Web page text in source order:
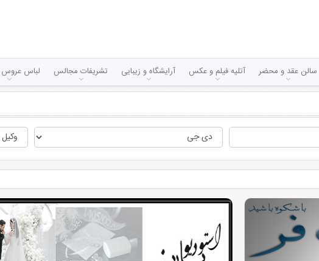
سالن عقد و محضر آتلیه فیلم و عکس آرایشگاه و زیبایی تشریفات مجالس لباس عروس